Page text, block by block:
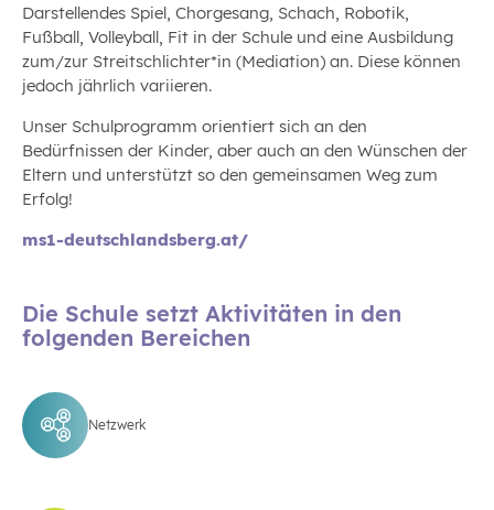
Darstellendes Spiel, Chorgesang, Schach, Robotik,
Fußball, Volleyball, Fit in der Schule und eine Ausbildung
zum/zur Streitschlichter*in (Mediation) an. Diese können
jedoch jährlich variieren.
Unser Schulprogramm orientiert sich an den
Bedürfnissen der Kinder, aber auch an den Wünschen der
Eltern und unterstützt so den gemeinsamen Weg zum
Erfolg!
ms1-deutschlandsberg.at/
Die Schule setzt Aktivitäten in den
folgenden Bereichen
Netzwerk